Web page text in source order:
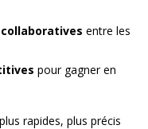
entre les
pour gagner en
rapides, plus précis